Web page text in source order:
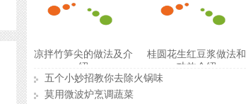
凉拌竹笋尖的做法及介
绍
桂圆花生红豆浆做法和
功效介绍
五个小妙招教你去除火锅味
莫用微波炉烹调蔬菜